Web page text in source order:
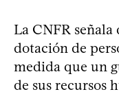
La CNFR señala
dotación de
medida que un
de sus recursos